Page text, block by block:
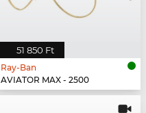
51 850 Ft
Ray-Ban
AVIATOR MAX - 2500